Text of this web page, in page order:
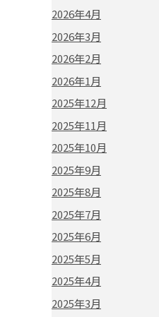
2026年4月
2026年3月
2026年2月
2026年1月
2025年12月
2025年11月
2025年10月
2025年9月
2025年8月
2025年7月
2025年6月
2025年5月
2025年4月
2025年3月